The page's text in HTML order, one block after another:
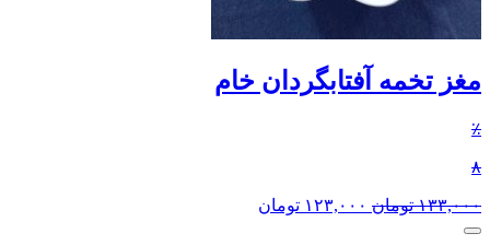
مغز تخمه آفتابگردان خام
٪
۸
۱۳۳,۰۰۰ تومان ۱۲۳,۰۰۰ تومان